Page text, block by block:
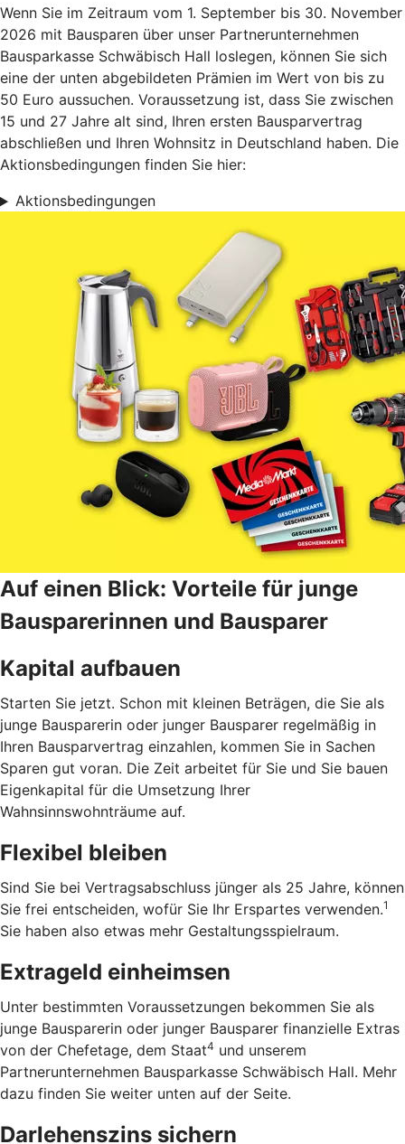
Wenn Sie im Zeitraum vom 1. September bis 30. November
2026 mit Bausparen über unser Partnerunternehmen
Bausparkasse Schwäbisch Hall loslegen, können Sie sich
eine der unten abgebildeten Prämien im Wert von bis zu
50 Euro aussuchen. Voraussetzung ist, dass Sie zwischen
15 und 27 Jahre alt sind, Ihren ersten Bausparvertrag
abschließen und Ihren Wohnsitz in Deutschland haben. Die
Aktionsbedingungen finden Sie hier:
Aktionsbedingungen
Auf einen Blick: Vorteile für junge
Bausparerinnen und Bausparer
Kapital aufbauen
Starten Sie jetzt. Schon mit kleinen Beträgen, die Sie als
junge Bausparerin oder junger Bausparer regelmäßig in
Ihren Bausparvertrag einzahlen, kommen Sie in Sachen
Sparen gut voran. Die Zeit arbeitet für Sie und Sie bauen
Eigenkapital für die Umsetzung Ihrer
Wahnsinnswohnträume auf.
Flexibel bleiben
Sind Sie bei Vertragsabschluss jünger als 25 Jahre, können
Sie frei entscheiden, wofür Sie Ihr Erspartes verwenden.1
Sie haben also etwas mehr Gestaltungsspielraum.
Extrageld einheimsen
Unter bestimmten Voraussetzungen bekommen Sie als
junge Bausparerin oder junger Bausparer finanzielle Extras
von der Chefetage, dem Staat4 und unserem
Partnerunternehmen Bausparkasse Schwäbisch Hall. Mehr
dazu finden Sie weiter unten auf der Seite.
Darlehenszins sichern